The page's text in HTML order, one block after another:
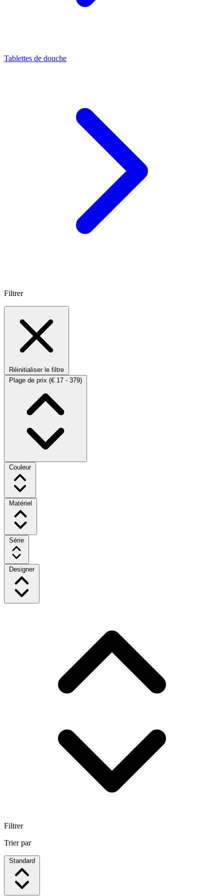
Tablettes de douche
Filtrer
Réinitialiser le filtre
Plage de prix (€ 17 - 379)
Couleur
Matériel
Série
Designer
Filtrer
Trier par
Standard